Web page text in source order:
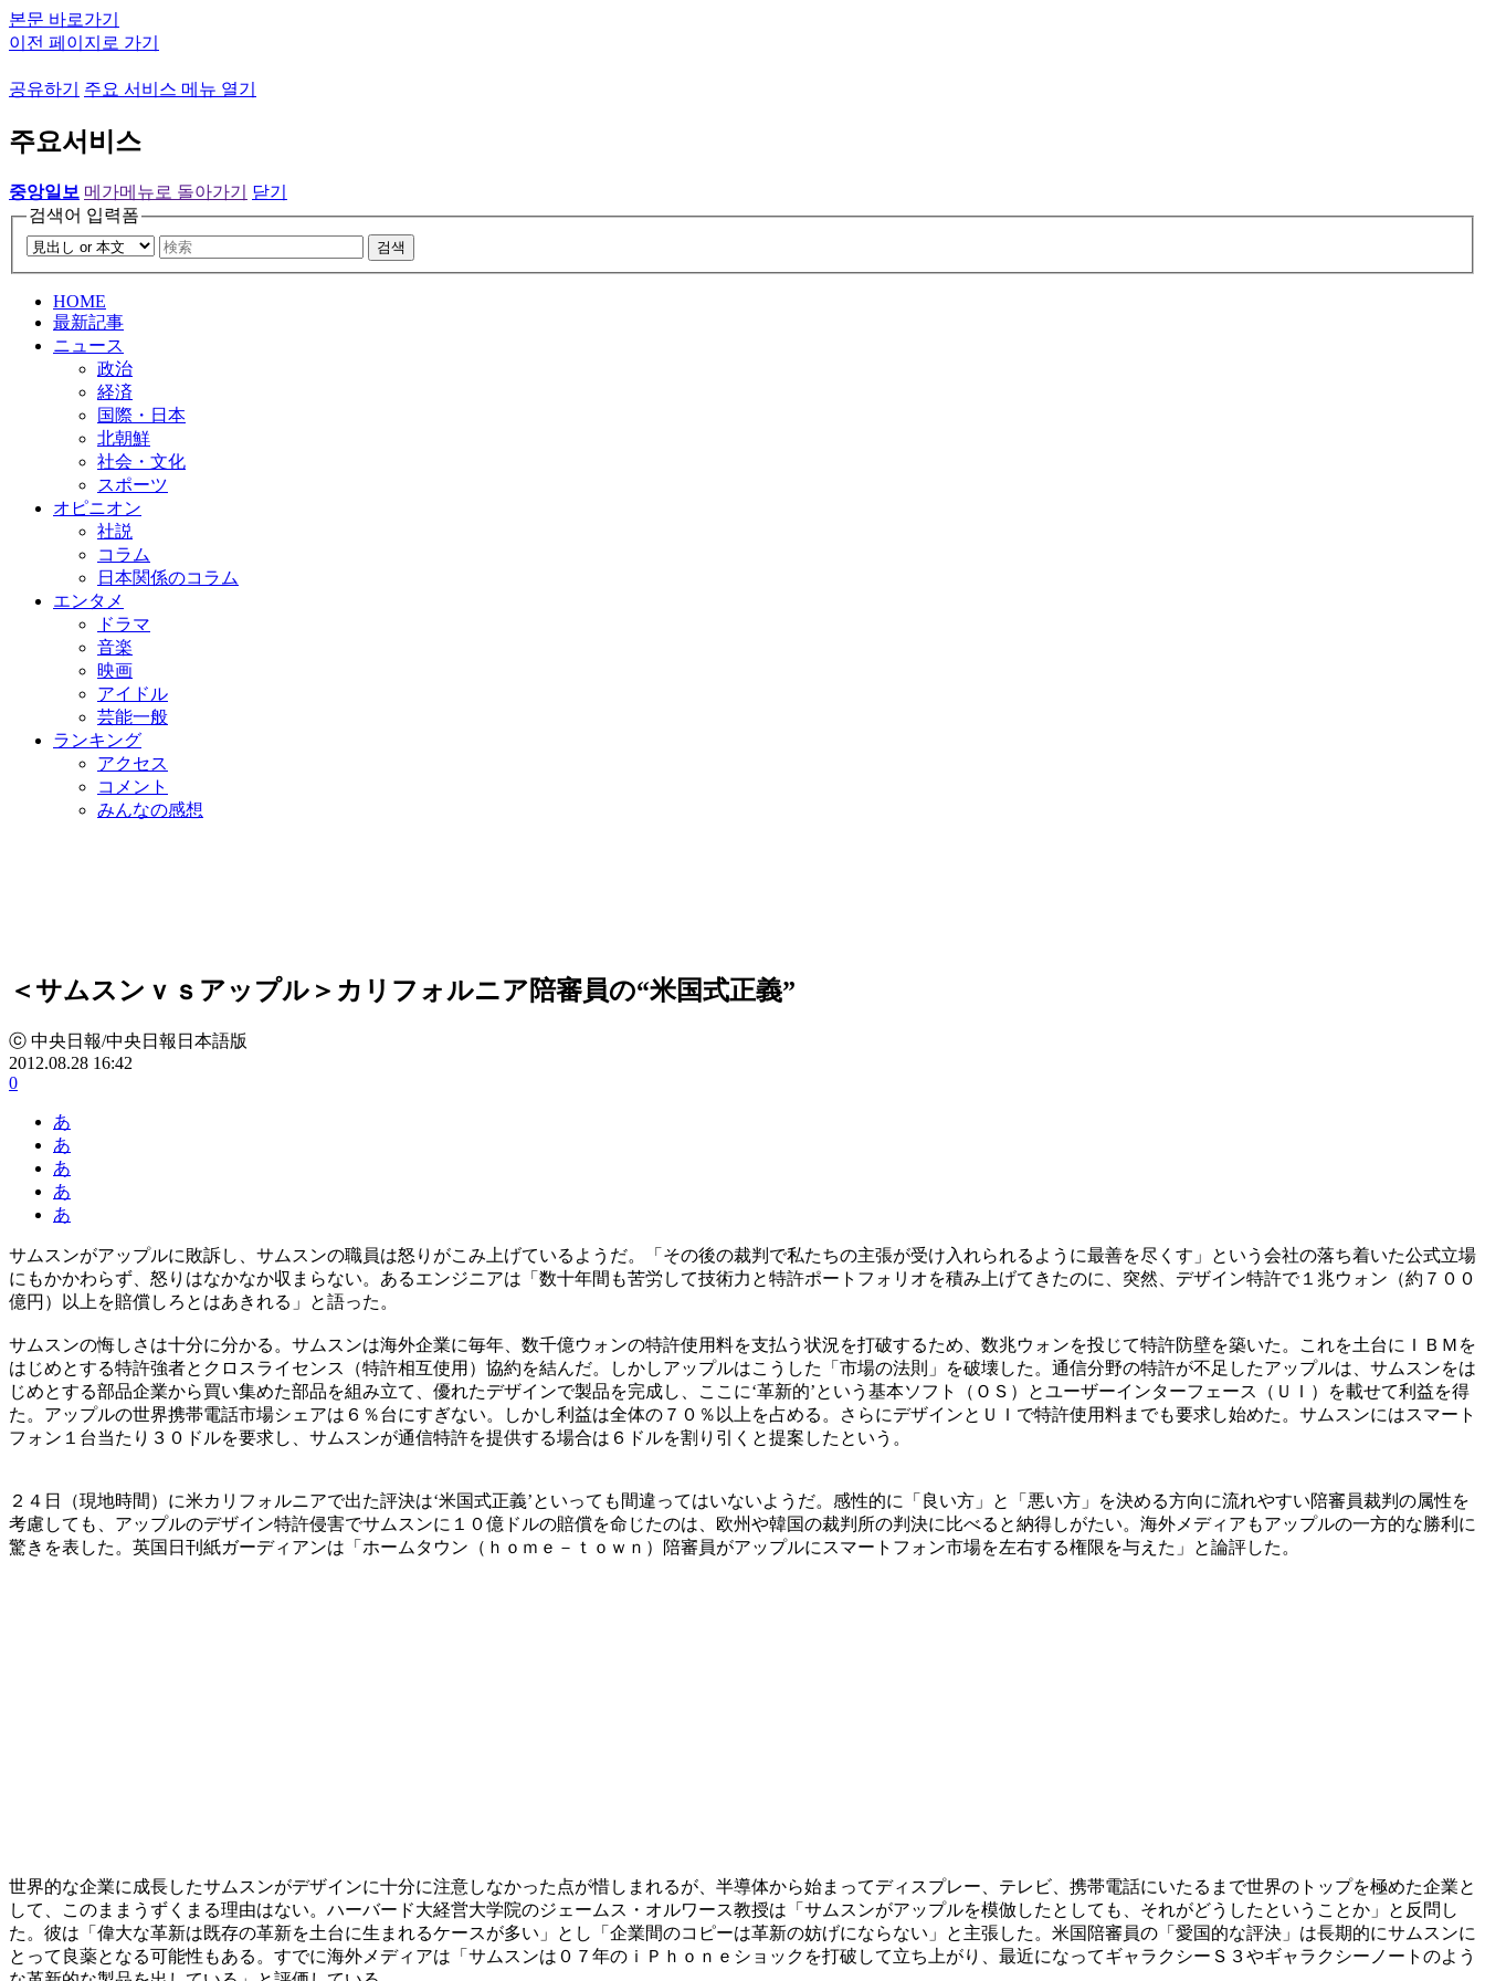
본문 바로가기
이전 페이지로 가기
공유하기 주요 서비스 메뉴 열기
주요서비스
중앙일보 메가메뉴로 돌아가기
닫기
검색어 입력폼
검색
HOME
最新記事
ニュース
政治
経済
国際・日本
北朝鮮
社会・文化
スポーツ
オピニオン
社説
コラム
日本関係のコラム
エンタメ
ドラマ
音楽
映画
アイドル
芸能一般
ランキング
アクセス
コメント
みんなの感想
＜サムスンｖｓアップル＞カリフォルニア陪審員の“米国式正義”
ⓒ 中央日報/中央日報日本語版
2012.08.28 16:42
0
あ
あ
あ
あ
あ
サムスンがアップルに敗訴し、サムスンの職員は怒りがこみ上げているようだ。「その後の裁判で私たちの主張が受け入れられるように最善を尽くす」という会社の落ち着いた公式立場
にもかかわらず、怒りはなかなか収まらない。あるエンジニアは「数十年間も苦労して技術力と特許ポートフォリオを積み上げてきたのに、突然、デザイン特許で１兆ウォン（約７００
億円）以上を賠償しろとはあきれる」と語った。
サムスンの悔しさは十分に分かる。サムスンは海外企業に毎年、数千億ウォンの特許使用料を支払う状況を打破するため、数兆ウォンを投じて特許防壁を築いた。これを土台にＩＢＭを
はじめとする特許強者とクロスライセンス（特許相互使用）協約を結んだ。しかしアップルはこうした「市場の法則」を破壊した。通信分野の特許が不足したアップルは、サムスンをは
じめとする部品企業から買い集めた部品を組み立て、優れたデザインで製品を完成し、ここに‘革新的’という基本ソフト（ＯＳ）とユーザーインターフェース（ＵＩ）を載せて利益を得
た。アップルの世界携帯電話市場シェアは６％台にすぎない。しかし利益は全体の７０％以上を占める。さらにデザインとＵＩで特許使用料までも要求し始めた。サムスンにはスマート
フォン１台当たり３０ドルを要求し、サムスンが通信特許を提供する場合は６ドルを割り引くと提案したという。
２４日（現地時間）に米カリフォルニアで出た評決は‘米国式正義’といっても間違ってはいないようだ。感性的に「良い方」と「悪い方」を決める方向に流れやすい陪審員裁判の属性を
考慮しても、アップルのデザイン特許侵害でサムスンに１０億ドルの賠償を命じたのは、欧州や韓国の裁判所の判決に比べると納得しがたい。海外メディアもアップルの一方的な勝利に
驚きを表した。英国日刊紙ガーディアンは「ホームタウン（ｈｏｍｅ－ｔｏｗｎ）陪審員がアップルにスマートフォン市場を左右する権限を与えた」と論評した。
世界的な企業に成長したサムスンがデザインに十分に注意しなかった点が惜しまれるが、半導体から始まってディスプレー、テレビ、携帯電話にいたるまで世界のトップを極めた企業と
して、このままうずくまる理由はない。ハーバード大経営大学院のジェームス・オルワース教授は「サムスンがアップルを模倣したとしても、それがどうしたということか」と反問し
た。彼は「偉大な革新は既存の革新を土台に生まれるケースが多い」とし「企業間のコピーは革新の妨げにならない」と主張した。米国陪審員の「愛国的な評決」は長期的にサムスンに
とって良薬となる可能性もある。すでに海外メディアは「サムスンは０７年のｉＰｈｏｎｅショックを打破して立ち上がり、最近になってギャラクシーＳ３やギャラクシーノートのよう